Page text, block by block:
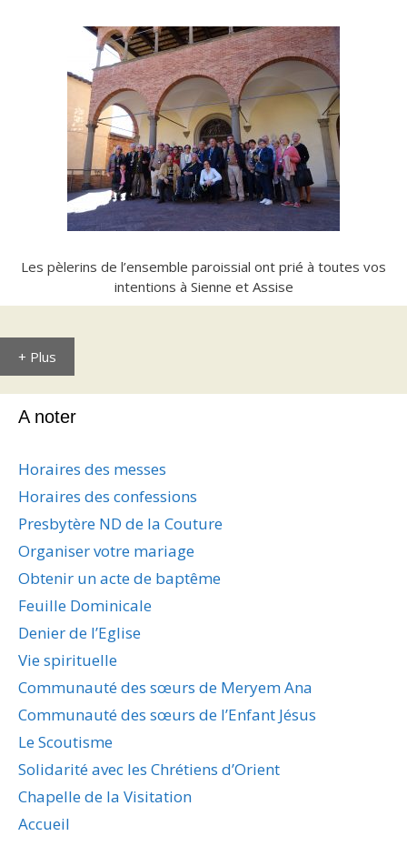
Les pèlerins de l’ensemble paroissial ont prié à toutes vos
intentions à Sienne et Assise
+ Plus
A noter
Horaires des messes
Horaires des confessions
Presbytère ND de la Couture
Organiser votre mariage
Obtenir un acte de baptême
Feuille Dominicale
Denier de l’Eglise
Vie spirituelle
Communauté des sœurs de Meryem Ana
Communauté des sœurs de l’Enfant Jésus
Le Scoutisme
Solidarité avec les Chrétiens d’Orient
Chapelle de la Visitation
Accueil